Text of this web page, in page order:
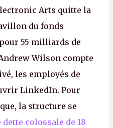
Arts quitte la
du fonds
55 milliards de
Wilson compte
les employés de
LinkedIn. Pour
la structure se
colossale de 18